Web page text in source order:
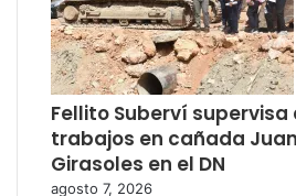
Fellito Suberví
trabajos en cañada
Girasoles en el DN
agosto 7, 2026